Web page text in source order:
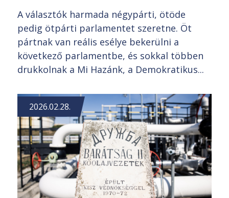
A választók harmada négypárti, ötöde
pedig ötpárti parlamentet szeretne. Öt
pártnak van reális esélye bekerülni a
következő parlamentbe, és sokkal többen
drukkolnak a Mi Hazánk, a Demokratikus...
2026.02.28.